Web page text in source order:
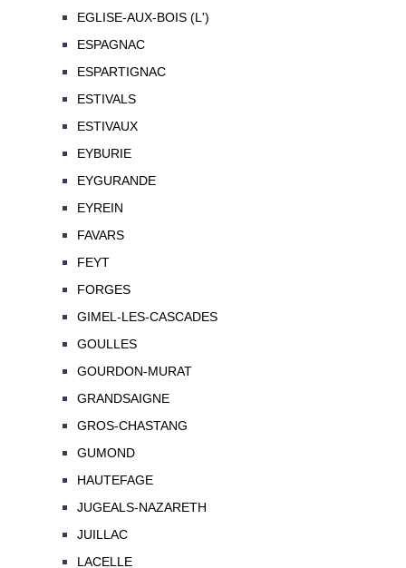
EGLISE-AUX-BOIS (L')
ESPAGNAC
ESPARTIGNAC
ESTIVALS
ESTIVAUX
EYBURIE
EYGURANDE
EYREIN
FAVARS
FEYT
FORGES
GIMEL-LES-CASCADES
GOULLES
GOURDON-MURAT
GRANDSAIGNE
GROS-CHASTANG
GUMOND
HAUTEFAGE
JUGEALS-NAZARETH
JUILLAC
LACELLE